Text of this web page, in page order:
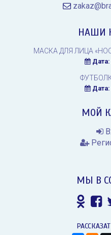
НАШИ
МАСКА ДЛЯ ЛИЦА
Дата:
Дата:
МОЙ
МЫ В